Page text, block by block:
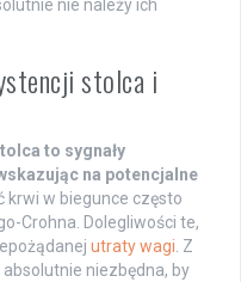
nie należy ich
stolca i
to sygnały
na potencjalne
krwi w biegunce często
Crohna. Dolegliwości te,
utraty wagi. Z
niezbędna, by